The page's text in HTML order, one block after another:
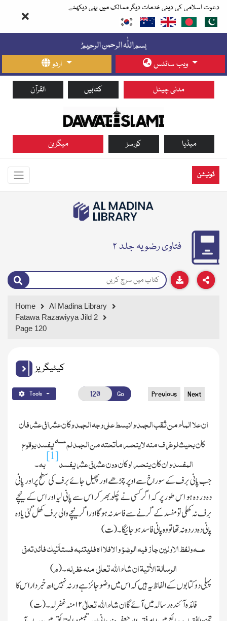
دعوت اسلامی کی دینی خدمات دیگر ممالک میں بھی دیکھئے
اردو ویب سائٹس
القرآن کتابیں مدنی چینل
میگزین کورسز میڈیا
ڈونیشن
فتاوی رضویہ جلد ۲
Home
Al Madina Library
Fatawa Razawiyya Jild 2
Page 120
کیٹیگریز
Tools Go Previous Next
ان علا الماء من ثقب الجمد وانبسط علی وجہ الجمد وکان عشرا فی عشر فان
کان بحیث لوغرف منہ لاینحسر ماتحتہ من الجمد لمعـــہیفسد بوقوع
المفسد وان کان ینحسر اوکان دون عشر فی عشر یفسد[1]بہ۔
جب پانی برف کے سوراخ سے اوپر چڑھے اور پھیل جائے برف کی سطح پر اور پانی
دہ در دہ ہو اس طور پر کہ اگر کسی نے چُلّو بھر کر اس سے پانی لیا اور اس کے نیچے
برف نہ کھلی تو مفسد کے گرنے سے فاسد نہ ہوگا اور اگر نیچے والی برف کھل گئی یا وہ
پانی دہ در دہ نہ تھا تو وہ پانی فاسد ہوجائیگا۔ (ت)
عـــہ ولفظ الاولین جاز فیہ الوضوء والافلا اھ فلیتنبہ فستأتیك فائدتہ فی
الرسالۃ الاٰتیۃ ان شاء الله تعالی منہ غفرلہ۔ (م)
پہلی دو کتابوں کے الفاظ یہ ہیں کہ اس میں وضو جائز ہے ورنہ نہیں اھ خبردار اس کا
فائدہ آئندہ رسالہ میں آئے گاان شاء الله تعالٰی۱۲منہ غفرلہ۔ (ت)